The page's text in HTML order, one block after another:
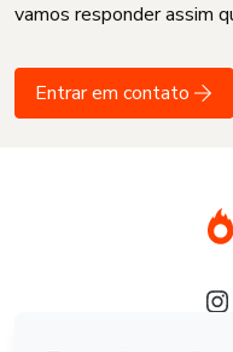
vamos responder assim
Entrar em contato